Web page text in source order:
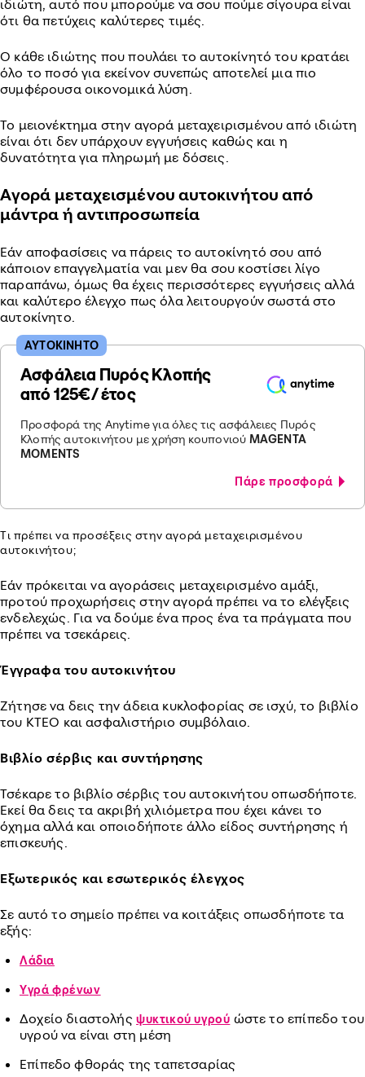
ιδιώτη, αυτό που μπορούμε να σου πούμε σίγουρα είναι
ότι θα πετύχεις καλύτερες τιμές.
O κάθε ιδιώτης που πουλάει το αυτοκίνητό του κρατάει
όλο το ποσό για εκείνον συνεπώς αποτελεί μια πιο
συμφέρουσα οικονομικά λύση.
Το μειονέκτημα στην αγορά μεταχειρισμένου από ιδιώτη
είναι ότι δεν υπάρχουν εγγυήσεις καθώς και η
δυνατότητα για πληρωμή με δόσεις.
Αγορά μεταχεισμένου αυτοκινήτου από
μάντρα ή αντιπροσωπεία
Εάν αποφασίσεις να πάρεις το αυτοκίνητό σου από
κάποιον επαγγελματία ναι μεν θα σου κοστίσει λίγο
παραπάνω, όμως θα έχεις περισσότερες εγγυήσεις αλλά
και καλύτερο έλεγχο πως όλα λειτουργούν σωστά στο
αυτοκίνητο.
Ασφάλεια Πυρός Κλοπής
από 125€/ έτος
Προσφορά της Anytime για όλες τις ασφάλειες Πυρός
Κλοπής αυτοκινήτου με χρήση κουπονιού MAGENTA
MOMENTS
Πάρε προσφορά
ΑΥΤΟΚΙΝΗΤΟ
Τι πρέπει να προσέξεις στην αγορά μεταχειρισμένου
αυτοκινήτου;
Εάν πρόκειται να αγοράσεις μεταχειρισμένο αμάξι,
προτού προχωρήσεις στην αγορά πρέπει να το ελέγξεις
ενδελεχώς. Για να δούμε ένα προς ένα τα πράγματα που
πρέπει να τσεκάρεις.
Έγγραφα του αυτοκινήτου
Ζήτησε να δεις την άδεια κυκλοφορίας σε ισχύ, το βιβλίο
του ΚΤΕΟ και ασφαλιστήριο συμβόλαιο.
Βιβλίο σέρβις και συντήρησης
Τσέκαρε το βιβλίο σέρβις του αυτοκινήτου οπωσδήποτε.
Εκεί θα δεις τα ακριβή χιλιόμετρα που έχει κάνει το
όχημα αλλά και οποιοδήποτε άλλο είδος συντήρησης ή
επισκευής.
Εξωτερικός και εσωτερικός έλεγχος
Σε αυτό το σημείο πρέπει να κοιτάξεις οπωσδήποτε τα
εξής:
Λάδια
Υγρά φρένων
Δοχείο διαστολής ψυκτικού υγρού ώστε το επίπεδο του
υγρού να είναι στη μέση
Επίπεδο φθοράς της ταπετσαρίας